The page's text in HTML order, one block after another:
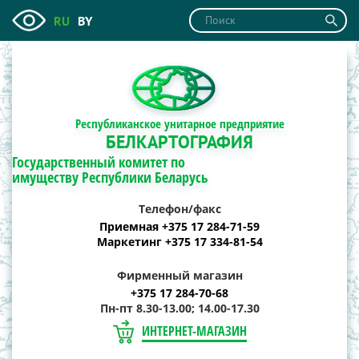
RU BY
Республиканское унитарное предприятие
БЕЛКАРТОГРАФИЯ
Государственный комитет по
имуществу Республики Беларусь
Телефон/факс
Приемная +375 17 284-71-59
Маркетинг +375 17 334-81-54
Фирменный магазин
+375 17 284-70-68
Пн-пт 8.30-13.00; 14.00-17.30
ИНТЕРНЕТ-МАГАЗИН